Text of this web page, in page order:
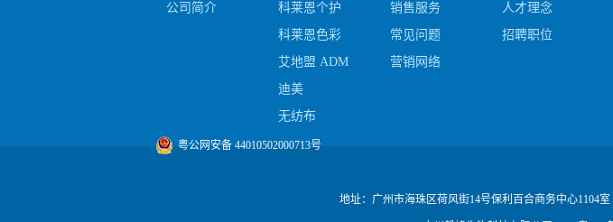
公司简介
科莱恩个护
科莱恩色彩
艾地盟 ADM
迪美
无纺布
陶氏
销售服务
常见问题
营销网络
人才理念
招聘职位
地址：广州市海珠区荷风街14号保利百合商务中心1104室
粤公网安备 44010502000713号